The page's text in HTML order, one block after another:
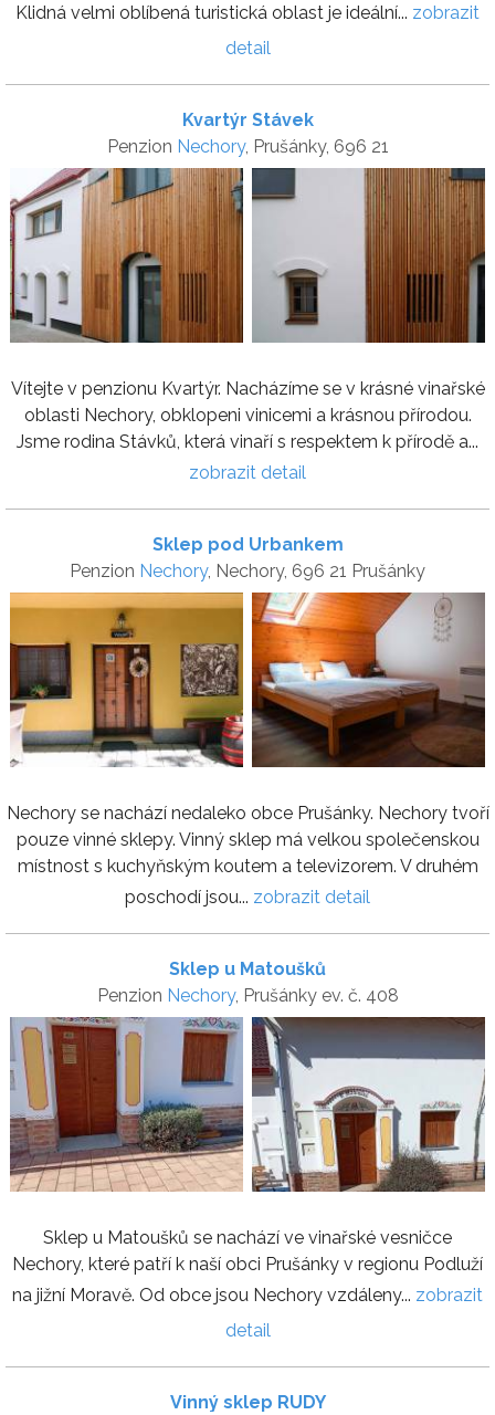
Klidná velmi oblíbená turistická oblast je ideální... zobrazit
detail
Kvartýr Stávek
Penzion Nechory, Prušánky, 696 21
Vítejte v penzionu Kvartýr. Nacházíme se v krásné vinařské
oblasti Nechory, obklopeni vinicemi a krásnou přírodou.
Jsme rodina Stávků, která vinaří s respektem k přírodě a...
zobrazit detail
Sklep pod Urbankem
Penzion Nechory, Nechory, 696 21 Prušánky
Nechory se nachází nedaleko obce Prušánky. Nechory tvoří
pouze vinné sklepy. Vinný sklep má velkou společenskou
místnost s kuchyňským koutem a televizorem. V druhém
poschodí jsou... zobrazit detail
Sklep u Matoušků
Penzion Nechory, Prušánky ev. č. 408
Sklep u Matoušků se nachází ve vinařské vesničce
Nechory, které patří k naší obci Prušánky v regionu Podluží
na jižní Moravě. Od obce jsou Nechory vzdáleny... zobrazit
detail
Vinný sklep RUDY